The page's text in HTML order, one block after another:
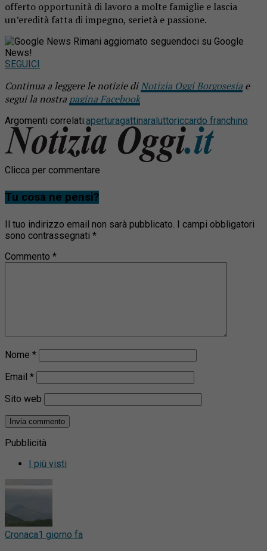
offerto opportunità di lavoro a molte famiglie e lascia
un’eredità fatta di impegno, serietà e passione.
Rimani aggiornato seguendoci su Google
News!
SEGUICI
Continua a leggere le notizie diNotizia Oggi Borgosesia e
segui la nostra pagina Facebook
Argomenti correlati:aperturagattinara luttoriccardo franchino
Clicca per commentare
Tu cosa ne pensi?
Il tuo indirizzo email non sarà pubblicato. I campi obbligatori
sono contrassegnati *
Commento *
Nome *
Email *
Sito web
Pubblicità
I più visti
Cronaca1 giorno fa